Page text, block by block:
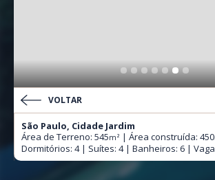
VOLTAR
São Paulo, Cidade Jardim
Área de Terreno: 545m² | Área construída: 450
Dormitórios: 4 | Suítes: 4 | Banheiros: 6 |